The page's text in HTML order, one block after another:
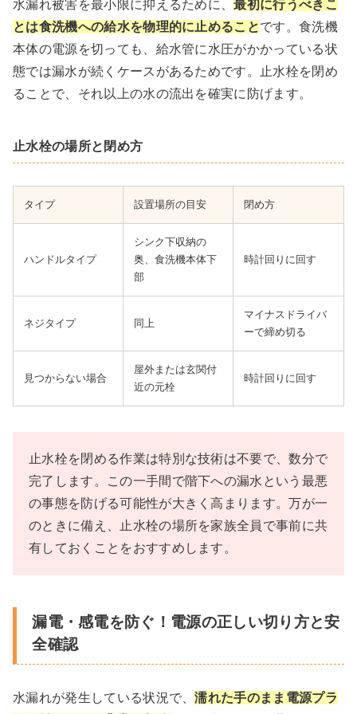
水漏れ被害を最小限に抑えるために、最初に行うべきこ
とは食洗機への給水を物理的に止めることです。食洗機
本体の電源を切っても、給水管に水圧がかかっている状
態では漏水が続くケースがあるためです。止水栓を閉め
ることで、それ以上の水の流出を確実に防げます。
止水栓の場所と閉め方
タイプ 設置場所の目安 閉め方
ハンドルタイプ
シンク下収納の
奥、食洗機本体下
部
時計回りに回す
ネジタイプ 同上
マイナスドライバ
ーで締め切る
見つからない場合
屋外または玄関付
近の元栓
時計回りに回す
止水栓を閉める作業は特別な技術は不要で、数分で
完了します。この一手間で階下への漏水という最悪
の事態を防げる可能性が大きく高まります。万が一
のときに備え、止水栓の場所を家族全員で事前に共
有しておくことをおすすめします。
漏電・感電を防ぐ！電源の正しい切り方と安
全確認
水漏れが発生している状況で、濡れた手のまま電源プラ